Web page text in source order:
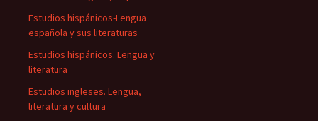
Estudios hispánicos-Lengua
española y sus literaturas
Estudios hispánicos. Lengua y
literatura
Estudios ingleses. Lengua,
literatura y cultura